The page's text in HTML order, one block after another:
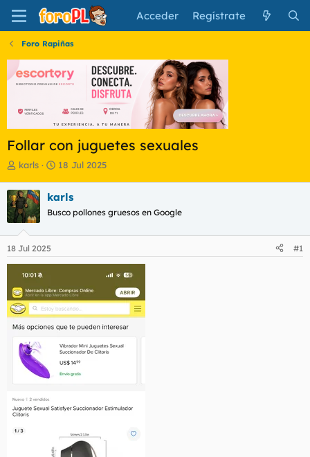
Acceder Regístrate
Foro Rapiñas
Follar con juguetes sexuales
I
i
c
i
a
d
o
r
d
e
l
t
e
a
karls
F
h
a
e
n
c
i
o
18 Jul 2025
karls
Busco pollones gruesos en Google
18 Jul 2025 #1